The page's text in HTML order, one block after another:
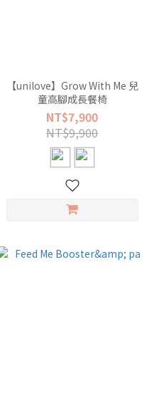
【unilove】Grow With Me 兒
童高腳成長餐椅
NT$7,900
NT$9,900